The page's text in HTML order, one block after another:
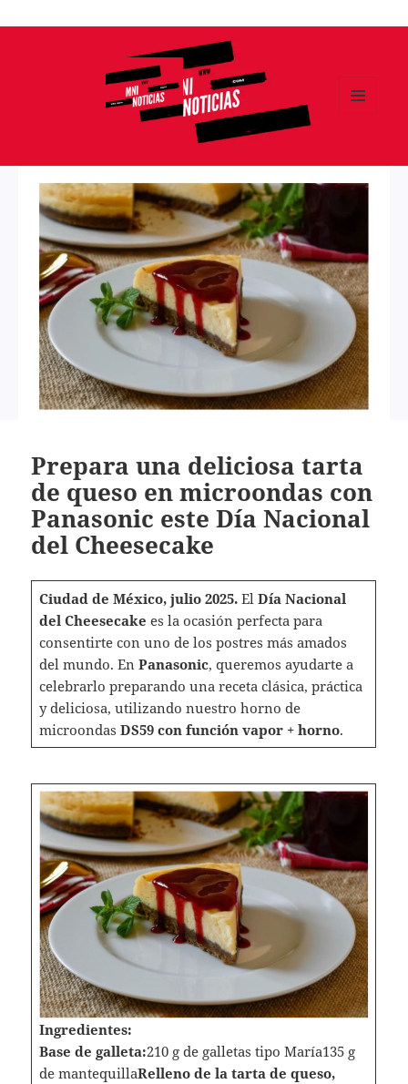
Ir
Prepara una deliciosa tarta
de queso en microondas con
Panasonic este Día Nacional
del Cheesecake
Ciudad de México, julio 2025. El Día Nacional
del Cheesecake es la ocasión perfecta para
consentirte con uno de los postres más amados
del mundo. En Panasonic, queremos ayudarte a
celebrarlo preparando una receta clásica, práctica
y deliciosa, utilizando nuestro horno de
microondas DS59 con función vapor + horno.
Ingredientes:
Base de galleta:210 g de galletas tipo María135 g
de mantequillaRelleno de la tarta de queso,